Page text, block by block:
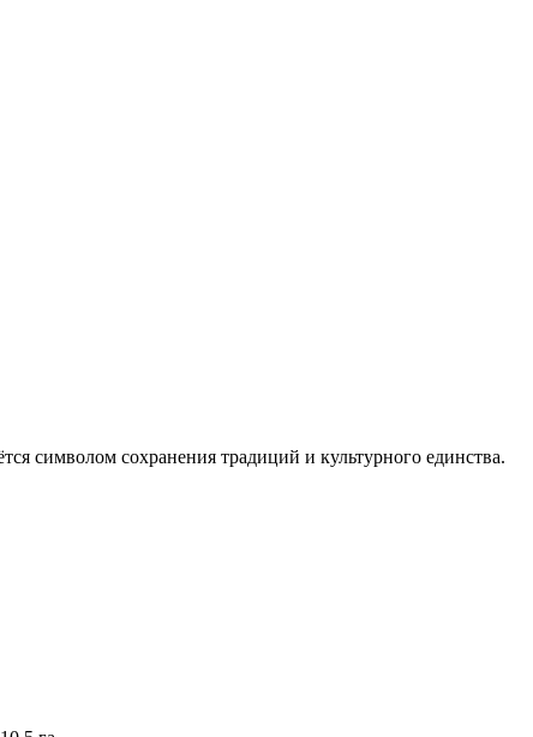
символом сохранения традиций и культурного единства.